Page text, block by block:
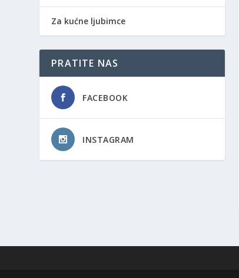
Za kućne ljubimce
PRATITE NAS
FACEBOOK
INSTAGRAM